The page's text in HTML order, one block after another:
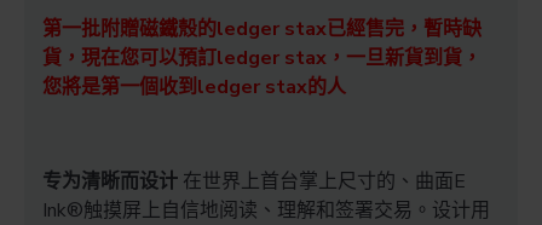
第一批附贈磁鐵殼的ledger stax已經售完，暫時缺
貨，現在您可以預訂ledger stax，一旦新貨到貨，
您將是第一個收到ledger stax的人
专为清晰而设计 在世界上首台掌上尺寸的、曲面E
Ink®触摸屏上自信地阅读、理解和签署交易。设计用